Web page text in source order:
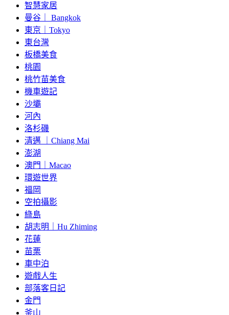
智慧家居
曼谷｜ Bangkok
東京｜Tokyo
東台灣
板橋美食
桃園
桃竹苗美食
機車遊記
沙壩
河內
洛杉磯
清邁 ｜Chiang Mai
澎湖
澳門｜Macao
環遊世界
福岡
空拍攝影
綠島
胡志明｜Hu Zhiming
花蓮
苗栗
車中泊
遊戲人生
部落客日記
金門
釜山